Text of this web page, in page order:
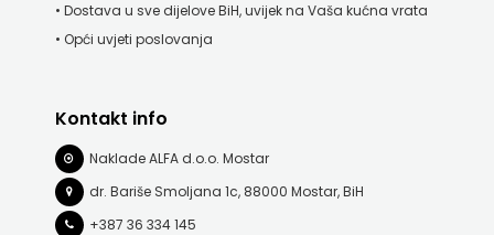
• Dostava u sve dijelove BiH, uvijek na Vaša kućna vrata
• Opći uvjeti poslovanja
Kontakt info
Naklade ALFA d.o.o. Mostar
dr. Bariše Smoljana 1c, 88000 Mostar, BiH
+387 36 334 145